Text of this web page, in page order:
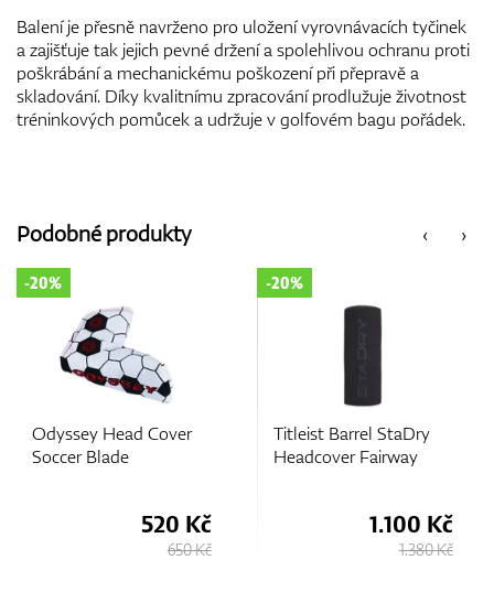
Balení je přesně navrženo pro uložení vyrovnávacích tyčinek
a zajišťuje tak jejich pevné držení a spolehlivou ochranu proti
poškrábání a mechanickému poškození při přepravě a
skladování. Díky kvalitnímu zpracování prodlužuje životnost
tréninkových pomůcek a udržuje v golfovém bagu pořádek.
‹
Podobné produkty ›
Odyssey Head Cover
Soccer Blade
-20%
520 Kč
650 Kč
Titleist Barrel StaDry
Headcover Fairway
-20%
1.100 Kč
1.380 Kč